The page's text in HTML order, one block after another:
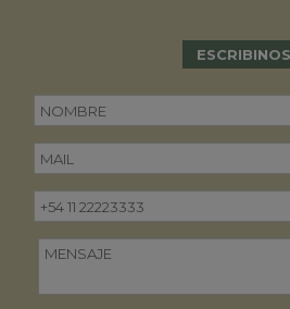
ESCRIBINOS